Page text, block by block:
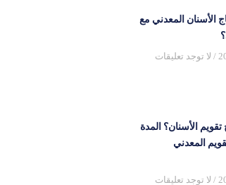
الأسنان المعدني مع
لا توجد تعليقات
الأسنان؟ المدة
المعدني
لا توجد تعليقات